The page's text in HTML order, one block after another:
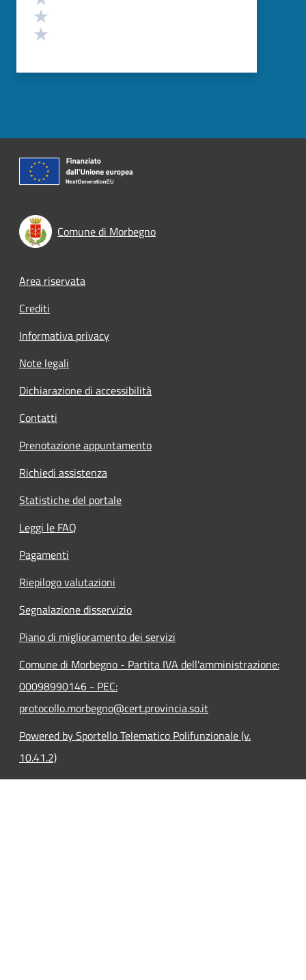
Comune di Morbegno
Footer menu
Area riservata
Crediti
Informativa privacy
Note legali
Dichiarazione di accessibilità
Contatti
Prenotazione appuntamento
Richiedi assistenza
Statistiche del portale
Leggi le FAQ
Pagamenti
Riepilogo valutazioni
Segnalazione disservizio
Piano di miglioramento dei servizi
Comune di Morbegno - Partita IVA dell'amministrazione:
00098990146 - PEC:
protocollo.morbegno@cert.provincia.so.it
Powered by Sportello Telematico Polifunzionale (v.
10.41.2)